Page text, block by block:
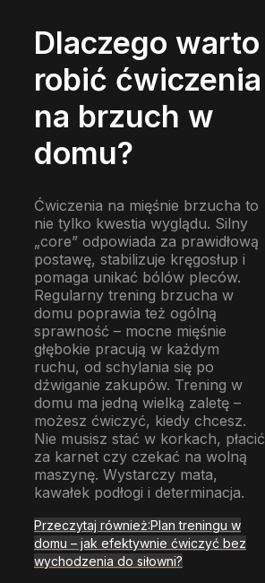
Dlaczego warto
robić ćwiczenia
na brzuch w
domu?
Ćwiczenia na mięśnie brzucha to
nie tylko kwestia wyglądu. Silny
„core” odpowiada za prawidłową
postawę, stabilizuje kręgosłup i
pomaga unikać bólów pleców.
Regularny trening brzucha w
domu poprawia też ogólną
sprawność – mocne mięśnie
głębokie pracują w każdym
ruchu, od schylania się po
dźwiganie zakupów. Trening w
domu ma jedną wielką zaletę –
możesz ćwiczyć, kiedy chcesz.
Nie musisz stać w korkach, płacić
za karnet czy czekać na wolną
maszynę. Wystarczy mata,
kawałek podłogi i determinacja.
Przeczytaj również:Plan treningu w
domu – jak efektywnie ćwiczyć bez
wychodzenia do siłowni?